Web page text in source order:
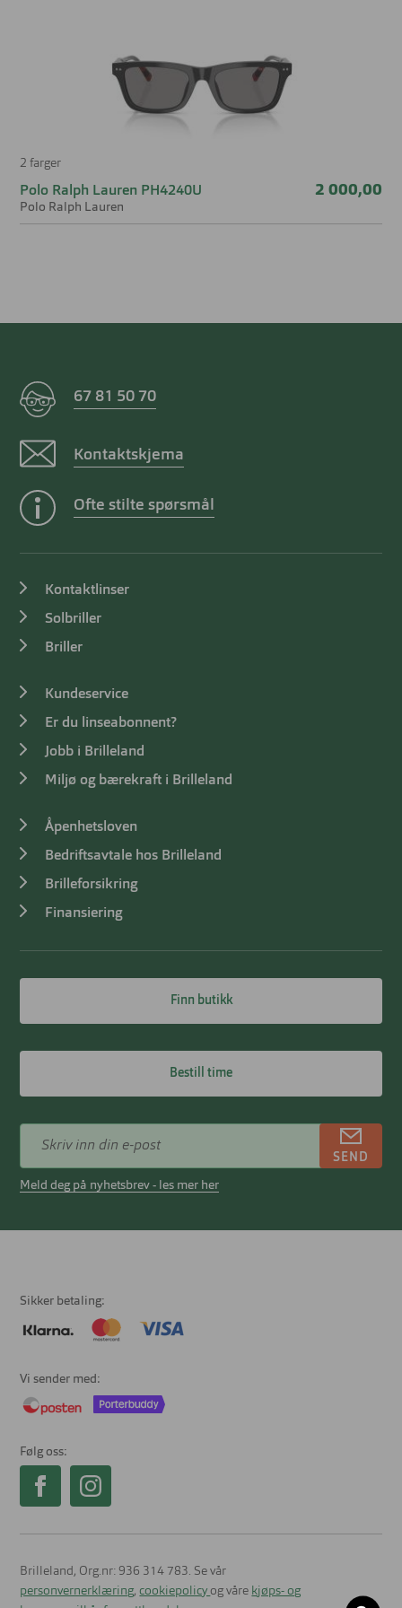
både hverdagsbruk og mer formelle anledninger. Dette er
et perfekt valg for deg som vil kombinere mote, kvalitet,
komfort og bærekraft i én og samme solbrille.
2 farger
Polo Ralph Lauren PH4240U
Polo Ralph Lauren
2 000,00
67 81 50 70
Kontaktskjema
Ofte stilte spørsmål
Kontaktlinser
Solbriller
Briller
Kundeservice
Er du linseabonnent?
Jobb i Brilleland
Miljø og bærekraft i Brilleland
Åpenhetsloven
Bedriftsavtale hos Brilleland
Brilleforsikring
Finansiering
Finn butikk
Bestill time
SEND
Meld deg på nyhetsbrev - les mer her
Sikker betaling
Vi sender med
Følg oss
Brilleland, Org.nr: 936 314 783. Se vår
personvernerklæring,cookiepolicy og våre kjøps- og